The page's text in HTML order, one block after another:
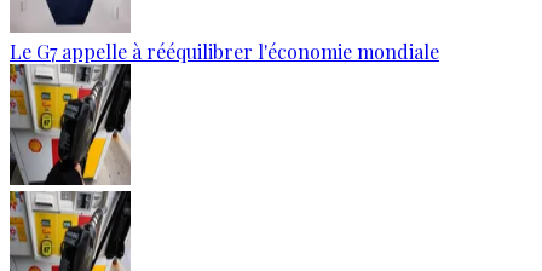
Le G7 appelle à rééquilibrer l'économie mondiale